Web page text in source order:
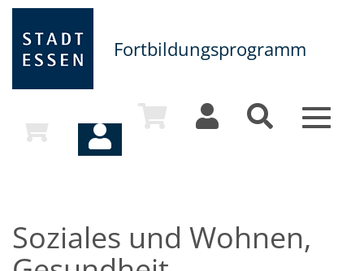
Fortbildungsprogramm
Toggle
Soziales und Wohnen,